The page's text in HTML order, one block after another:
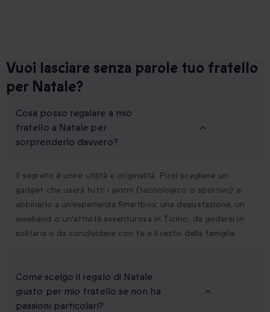
Vuoi lasciare senza parole tuo fratello
per Natale?
Cosa posso regalare a mio
fratello a Natale per
sorprenderlo davvero?
Il segreto è unire utilità e originalità. Puoi scegliere un
gadget che userà tutti i giorni (tecnologico o sportivo) e
abbinarlo a un'esperienza Smartbox: una degustazione, un
weekend o un'attività avventurosa in Ticino, da godersi in
solitaria o da condividere con te e il resto della famiglia.
Come scelgo il regalo di Natale
giusto per mio fratello se non ha
passioni particolari?